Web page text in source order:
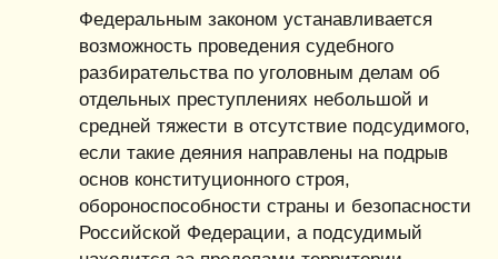
Федеральным законом устанавливается
возможность проведения судебного
разбирательства по уголовным делам об
отдельных преступлениях небольшой и
средней тяжести в отсутствие подсудимого,
если такие деяния направлены на подрыв
основ конституционного строя,
обороноспособности страны и безопасности
Российской Федерации, а подсудимый